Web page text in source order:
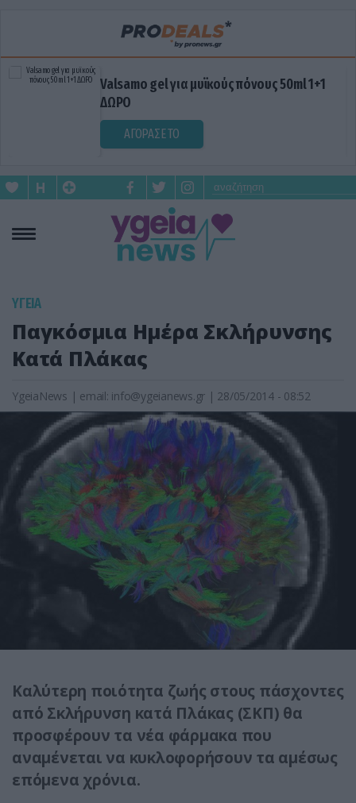
Valsamo gel για μυϊκούς πόνους 50ml 1+1
ΔΩΡΟ
ΑΓΟΡΑΣΕ ΤΟ
ΥΓΕΙΑ
Παγκόσμια Ημέρα Σκλήρυνσης
Κατά Πλάκας
YgeiaNews | email: info@ygeianews.gr | 28/05/2014 - 08:52
Καλύτερη ποιότητα ζωής στους πάσχοντες
από Σκλήρυνση κατά Πλάκας (ΣΚΠ) θα
προσφέρουν τα νέα φάρμακα που
αναμένεται να κυκλοφορήσουν τα αμέσως
επόμενα χρόνια.